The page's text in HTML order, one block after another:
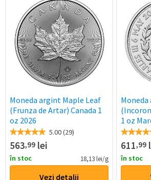
Moneda argint Maple Leaf
(Frunza de Artar) Canada 1
oz 2026
5.00 (29)
563,99 lei
în stoc 18,13 lei/g
Vezi detalii
1 oz
611,99
în stoc